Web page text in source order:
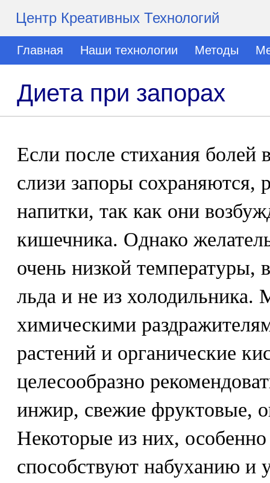
Центр Креативных Технологий
Главная Наши технологии Методы
Диета при запорах
Если после стихания болей
слизи запоры сохраняются,
напитки, так как они
кишечника. Однако
очень низкой температуры,
льда и не из холодильника.
химическими
растений и органические
целесообразно
инжир, свежие фруктовые,
Некоторые из них,
способствуют набуханию и